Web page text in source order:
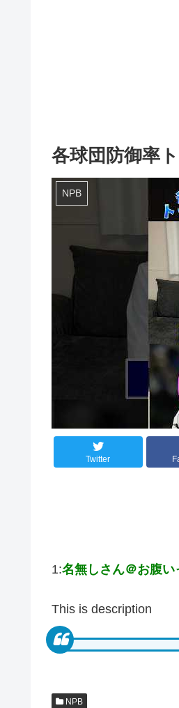
各球団防御率
NPB
Twitter
1:名無しさん＠お腹い
This is description
NPB